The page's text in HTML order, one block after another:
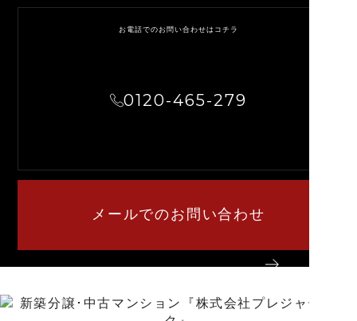
お電話でのお問い合わせはコチラ
0120-465-279
メールでのお問い合わせ